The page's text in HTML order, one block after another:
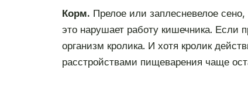
Корм. Прелое или заплесневелое
это нарушает работу кишечника. Если
организм кролика. И хотя кролик
расстройствами пищеварения чаще